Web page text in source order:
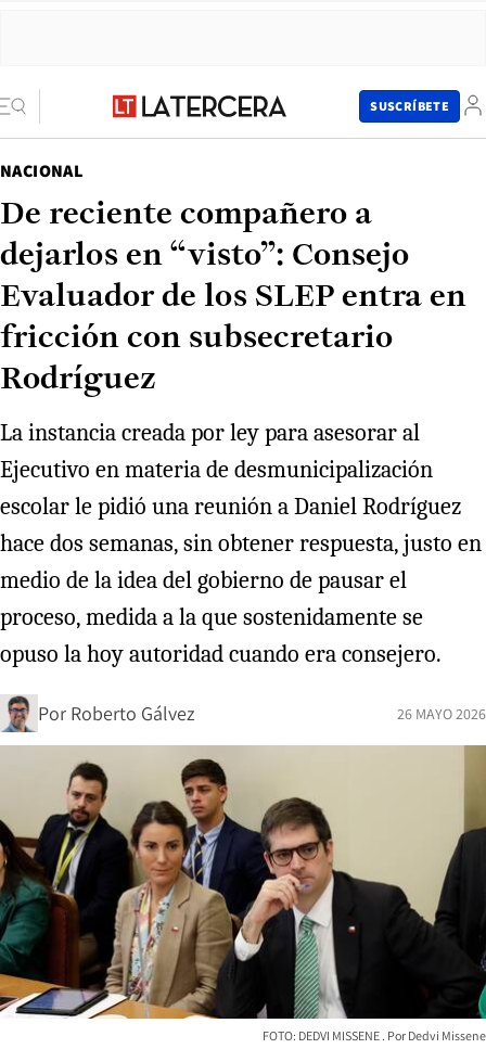
SUSCRÍBETE
NACIONAL
De reciente compañero a
dejarlos en “visto”: Consejo
Evaluador de los SLEP entra en
fricción con subsecretario
Rodríguez
La instancia creada por ley para asesorar al
Ejecutivo en materia de desmunicipalización
escolar le pidió una reunión a Daniel Rodríguez
hace dos semanas, sin obtener respuesta, justo en
medio de la idea del gobierno de pausar el
proceso, medida a la que sostenidamente se
opuso la hoy autoridad cuando era consejero.
Por Roberto Gálvez 26 MAYO 2026
FOTO: DEDVI MISSENE Dedvi Missene